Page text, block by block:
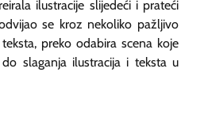
ilustracije slijedeći i prateći
se kroz nekoliko pažljivo
preko odabira scena koje
slaganja ilustracija i teksta u